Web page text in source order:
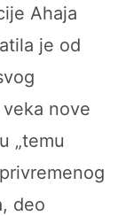
Ahaja
je od
nove
„temu
deo